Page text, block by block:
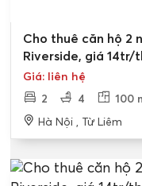
Cho thuê căn hộ 2
Riverside, giá 14tr/
Giá: liên hệ
2
4 100
Hà Nội , Từ Liêm